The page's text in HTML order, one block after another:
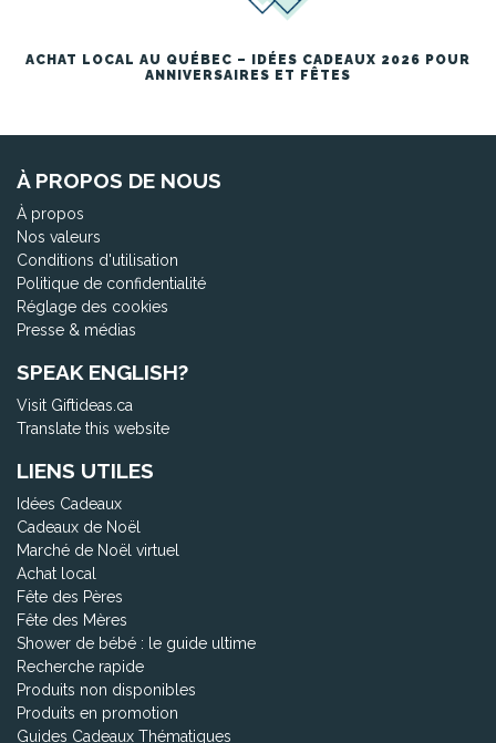
ACHAT LOCAL AU QUÉBEC – IDÉES CADEAUX 2026 POUR
ANNIVERSAIRES ET FÊTES
À PROPOS DE NOUS
À propos
Nos valeurs
Conditions d'utilisation
Politique de confidentialité
Réglage des cookies
Presse & médias
SPEAK ENGLISH?
Visit Giftideas.ca
Translate this website
LIENS UTILES
Idées Cadeaux
Cadeaux de Noël
Marché de Noël virtuel
Achat local
Fête des Pères
Fête des Mères
Shower de bébé : le guide ultime
Recherche rapide
Produits non disponibles
Produits en promotion
Guides Cadeaux Thématiques